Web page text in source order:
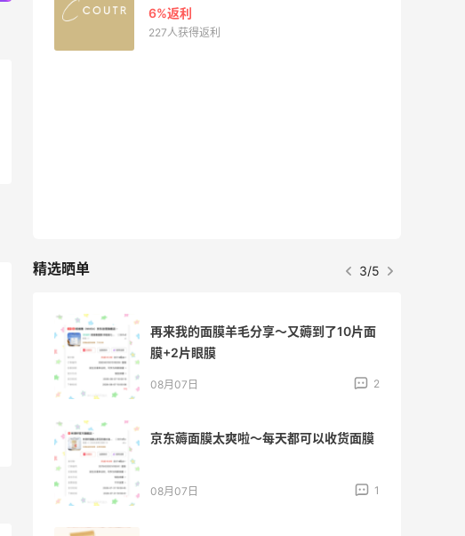
6%返利
227人获得返利
精选晒单 3/5
再来我的面膜羊毛分享～又薅到了10片面
膜+2片眼膜
08月07日 2
京东薅面膜太爽啦～每天都可以收货面膜
08月07日 1